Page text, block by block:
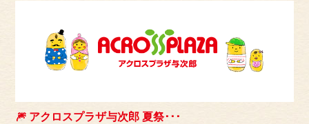
🎆 アクロスプラザ与次郎 夏祭･･･